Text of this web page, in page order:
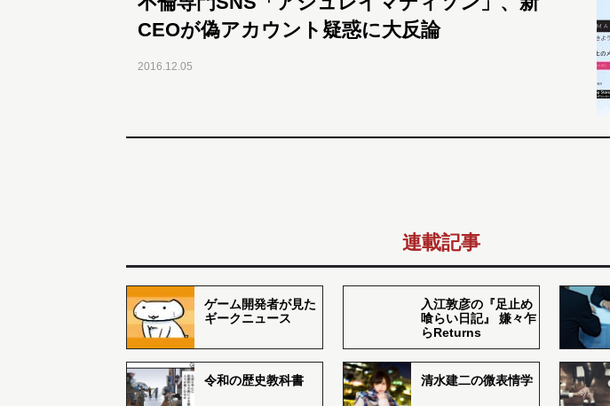
CEOが偽アカウント疑惑に大反論
2016.12.05
連載記事
ゲーム開発者が見た
ギークニュース
入江敦彦の『足止め
喰らい日記』 嫌々乍
らReturns
令和の歴史教科書 清水建二の微表情学